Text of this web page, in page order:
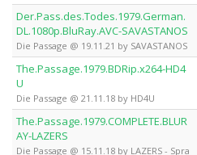
Der.Pass.des.Todes.1979.German.
DL.1080p.BluRay.AVC-SAVASTANOS
Die Passage @ 19.11.21 by SAVASTANOS
The.Passage.1979.BDRip.x264-HD4
U
Die Passage @ 21.11.18 by HD4U
The.Passage.1979.COMPLETE.BLUR
AY-LAZERS
Die Passage @ 15.11.18 by LAZERS - Spra